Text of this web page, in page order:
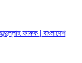
ফারুক | বাংলাদেশ